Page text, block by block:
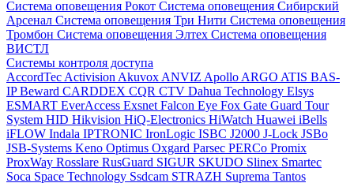
Система оповещения Рокот Система оповещения Сибирский
Арсенал Система оповещения Три Нити Система оповещения
Тромбон Система оповещения Элтех Система оповещения
ВИСТЛ
Системы контроля доступа
AccordTec Activision Akuvox ANVIZ Apollo ARGO ATIS BAS-
IPBeward CARDDEX CQR CTV Dahua Technology Elsys
ESMART EverAccess Exsnet Falcon Eye Fox Gate Guard Tour
System HID Hikvision HiQ-Electronics HiWatch Huawei iBells
iFLOW Indala IPTRONIC IronLogic ISBC J2000 J-Lock JSBo
JSB-Systems Keno Optimus Oxgard Parsec PERCo Promix
ProxWay Rosslare RusGuard SIGUR SKUDO Slinex Smartec
Soca Space Technology Ssdcam STRAZH Suprema Tantos